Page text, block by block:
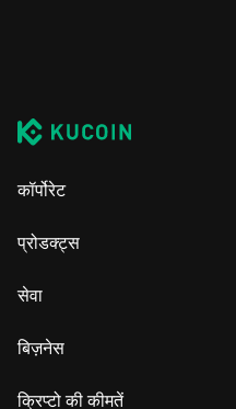
कॉर्पोरेट
प्रोडक्ट्स
सेवा
बिज़नेस
क्रिप्टो की कीमतें